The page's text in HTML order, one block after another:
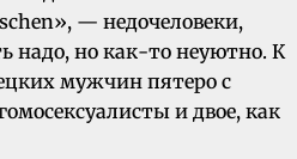
— недочеловеки,
надо, но как-то неуютно. К
мужчин пятеро с
и двое, как